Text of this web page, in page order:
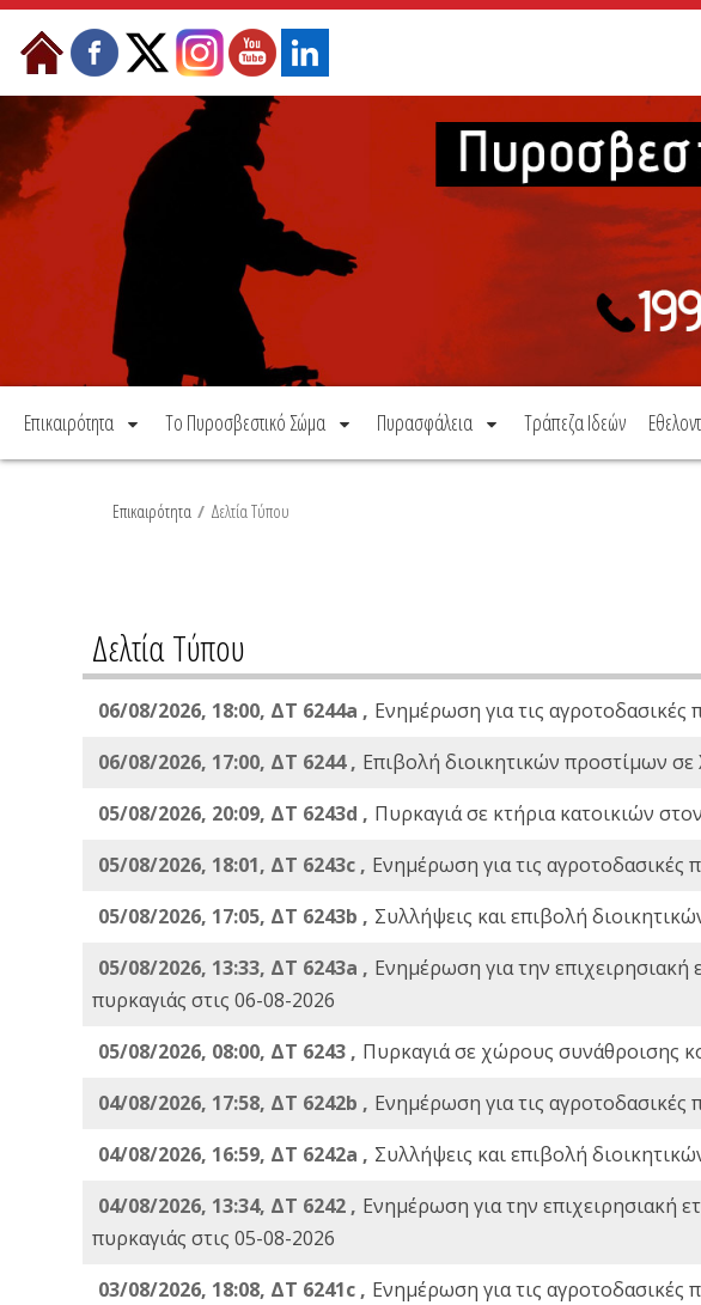
Μετάβαση στο περιεχόμενο
Επικαιρότητα Το Πυροσβεστικό Σώμα Πυρασφάλεια Τράπεζα Ιδεών
Επικαιρότητα / Δελτία Τύπου
Δελτία Τύπου
06/08/2026, 18:00, ΔΤ 6244a , Ενημέρωση για τις
06/08/2026, 17:00, ΔΤ 6244 , Επιβολή διοικητικών προστίμων σε
05/08/2026, 20:09, ΔΤ 6243d , Πυρκαγιά σε κτήρια κατοικιών
05/08/2026, 18:01, ΔΤ 6243c , Ενημέρωση για τις
05/08/2026, 17:05, ΔΤ 6243b , Συλλήψεις και επιβολή
05/08/2026, 13:33, ΔΤ 6243a , Ενημέρωση για την
πυρκαγιάς στις 06-08-2026
05/08/2026, 08:00, ΔΤ 6243 , Πυρκαγιά σε χώρους συνάθροισης
04/08/2026, 17:58, ΔΤ 6242b , Ενημέρωση για τις
04/08/2026, 16:59, ΔΤ 6242a , Συλλήψεις και επιβολή
04/08/2026, 13:34, ΔΤ 6242 , Ενημέρωση για την επιχειρησιακή
πυρκαγιάς στις 05-08-2026
03/08/2026, 18:08, ΔΤ 6241c , Ενημέρωση για τις